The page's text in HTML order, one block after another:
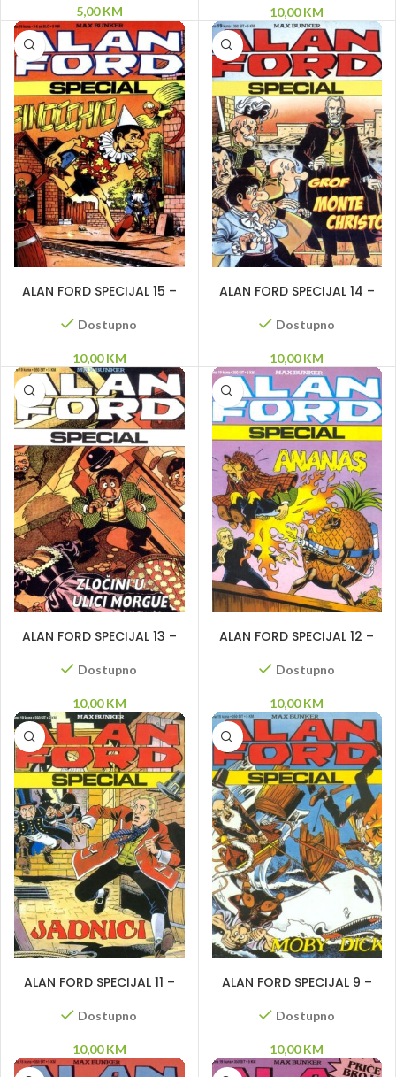
5,00KM 10,00KM
ALAN FORD SPECIJAL 15 –
Dostupno
10,00KM
ALAN FORD SPECIJAL 14 –
Dostupno
10,00KM
ALAN FORD SPECIJAL 13 –
Dostupno
10,00KM
ALAN FORD SPECIJAL 12 –
Dostupno
10,00KM
ALAN FORD SPECIJAL 11 –
Dostupno
10,00KM
ALAN FORD SPECIJAL 9 –
Dostupno
10,00KM